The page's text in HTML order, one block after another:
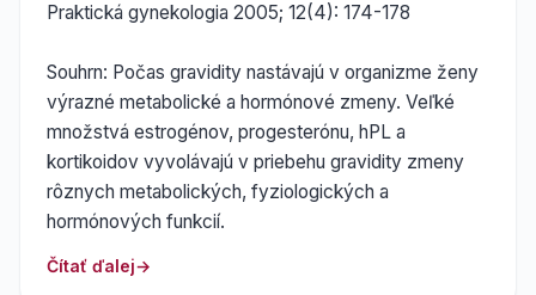
Praktická gynekologia 2005; 12(4): 174-178
Souhrn: Počas gravidity nastávajú v organizme ženy
výrazné metabolické a hormónové zmeny. Veľké
množstvá estrogénov, progesterónu, hPL a
kortikoidov vyvolávajú v priebehu gravidity zmeny
rôznych metabolických, fyziologických a
hormónových funkcií.
Čítať ďalej